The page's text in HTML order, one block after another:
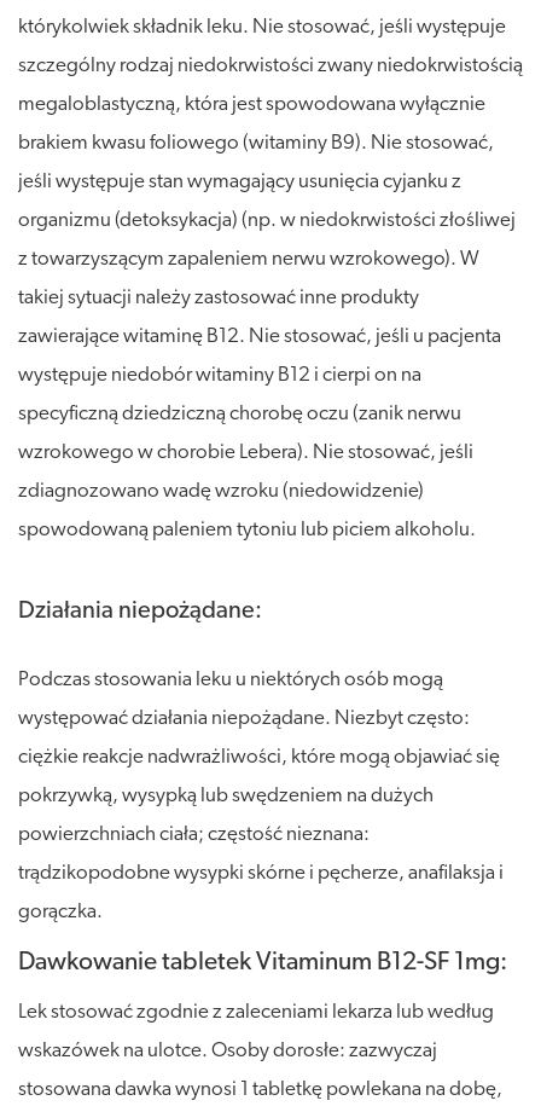
którykolwiek składnik leku. Nie stosować, jeśli występuje
szczególny rodzaj niedokrwistości zwany niedokrwistością
megaloblastyczną, która jest spowodowana wyłącznie
brakiem kwasu foliowego (witaminy B9). Nie stosować,
jeśli występuje stan wymagający usunięcia cyjanku z
organizmu (detoksykacja) (np. w niedokrwistości złośliwej
z towarzyszącym zapaleniem nerwu wzrokowego). W
takiej sytuacji należy zastosować inne produkty
zawierające witaminę B12. Nie stosować, jeśli u pacjenta
występuje niedobór witaminy B12 i cierpi on na
specyficzną dziedziczną chorobę oczu (zanik nerwu
wzrokowego w chorobie Lebera). Nie stosować, jeśli
zdiagnozowano wadę wzroku (niedowidzenie)
spowodowaną paleniem tytoniu lub piciem alkoholu.
Działania niepożądane:
Podczas stosowania leku u niektórych osób mogą
występować działania niepożądane. Niezbyt często:
ciężkie reakcje nadwrażliwości, które mogą objawiać się
pokrzywką, wysypką lub swędzeniem na dużych
powierzchniach ciała; częstość nieznana:
trądzikopodobne wysypki skórne i pęcherze, anafilaksja i
gorączka.
Dawkowanie tabletek Vitaminum B12-SF 1mg:
Lek stosować zgodnie z zaleceniami lekarza lub według
wskazówek na ulotce. Osoby dorosłe: zazwyczaj
stosowana dawka wynosi 1 tabletkę powlekana na dobę,